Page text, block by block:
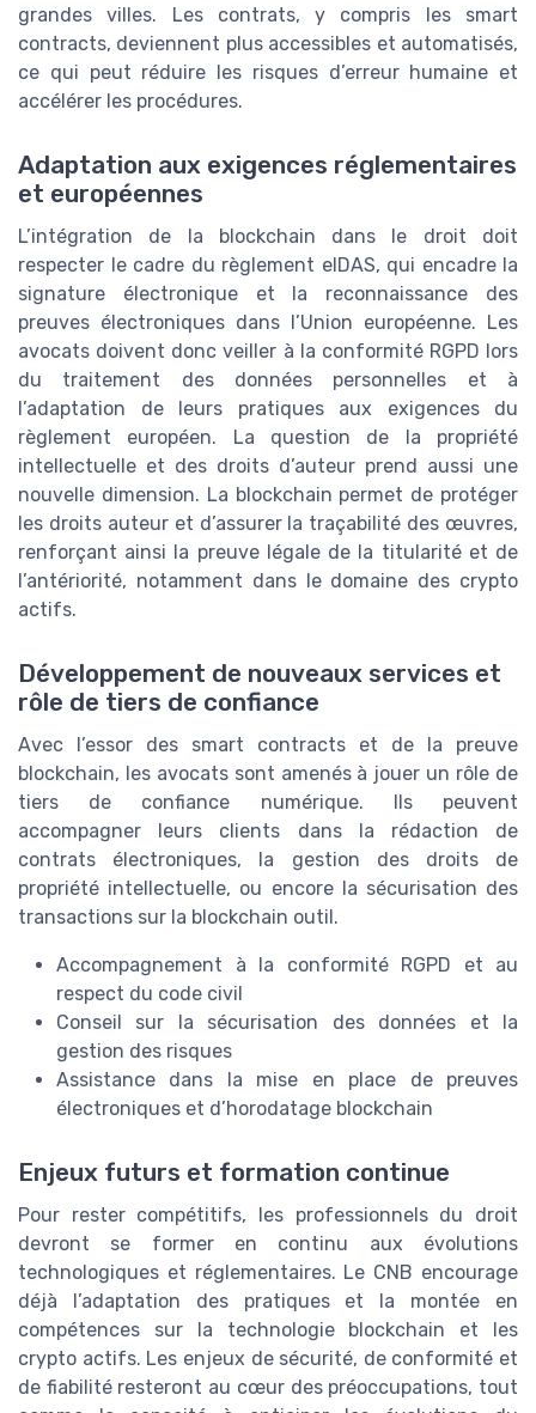
grandes villes. Les contrats, y compris les smart
contracts, deviennent plus accessibles et automatisés,
ce qui peut réduire les risques d’erreur humaine et
accélérer les procédures.
Adaptation aux exigences réglementaires
et européennes
L’intégration de la blockchain dans le droit doit
respecter le cadre du règlement eIDAS, qui encadre la
signature électronique et la reconnaissance des
preuves électroniques dans l’Union européenne. Les
avocats doivent donc veiller à la conformité RGPD lors
du traitement des données personnelles et à
l’adaptation de leurs pratiques aux exigences du
règlement européen. La question de la propriété
intellectuelle et des droits d’auteur prend aussi une
nouvelle dimension. La blockchain permet de protéger
les droits auteur et d’assurer la traçabilité des œuvres,
renforçant ainsi la preuve légale de la titularité et de
l’antériorité, notamment dans le domaine des crypto
actifs.
Développement de nouveaux services et
rôle de tiers de confiance
Avec l’essor des smart contracts et de la preuve
blockchain, les avocats sont amenés à jouer un rôle de
tiers de confiance numérique. Ils peuvent
accompagner leurs clients dans la rédaction de
contrats électroniques, la gestion des droits de
propriété intellectuelle, ou encore la sécurisation des
transactions sur la blockchain outil.
Accompagnement à la conformité RGPD et au
respect du code civil
Conseil sur la sécurisation des données et la
gestion des risques
Assistance dans la mise en place de preuves
électroniques et d’horodatage blockchain
Enjeux futurs et formation continue
Pour rester compétitifs, les professionnels du droit
devront se former en continu aux évolutions
technologiques et réglementaires. Le CNB encourage
déjà l’adaptation des pratiques et la montée en
compétences sur la technologie blockchain et les
crypto actifs. Les enjeux de sécurité, de conformité et
de fiabilité resteront au cœur des préoccupations, tout